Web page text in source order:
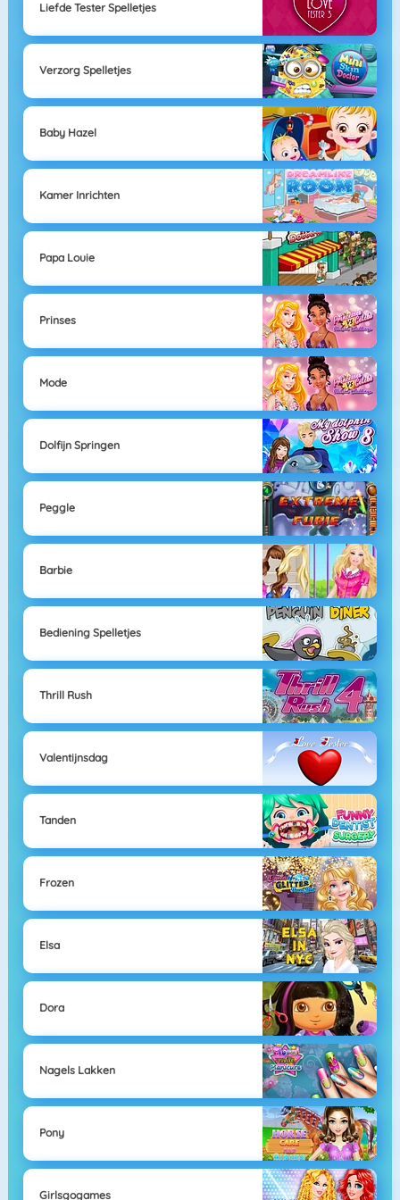
Liefde Tester Spelletjes
Verzorg Spelletjes
Baby Hazel
Kamer Inrichten
Papa Louie
Prinses
Mode
Dolfijn Springen
Peggle
Barbie
Bediening Spelletjes
Thrill Rush
Valentijnsdag
Tanden
Frozen
Elsa
Dora
Nagels Lakken
Pony
Girlsgogames